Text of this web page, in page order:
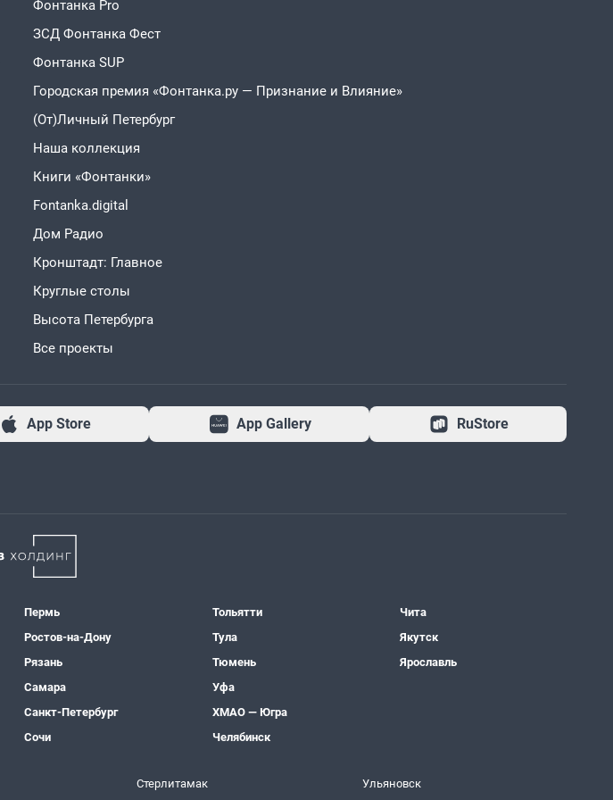
Фонтанка Pro
ЗСД Фонтанка Фест
Фонтанка SUP
Городская премия «Фонтанка.ру — Признание и Влияние»
(От)Личный Петербург
Наша коллекция
Книги «Фонтанки»
Fontanka.digital
Дом Радио
Кронштадт: Главное
Круглые столы
Высота Петербурга
Все проекты
App Store App Gallery RuStore
Пермь
Ростов-на-Дону
Рязань
Самара
Санкт-Петербург
Сочи
Тольятти
Тула
Тюмень
Уфа
ХМАО — Югра
Челябинск
Чита
Якутск
Ярославль
Стерлитамак Ульяновск